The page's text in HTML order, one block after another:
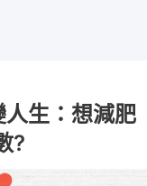
人生：想減肥
?